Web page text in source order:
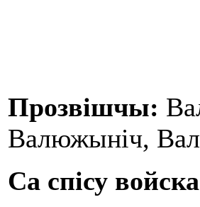
Прозвішчы:
Валюжыніч,
Са спісу